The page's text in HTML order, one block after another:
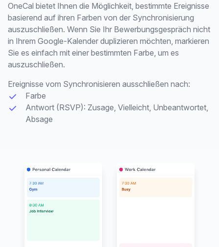
OneCal bietet Ihnen die Möglichkeit, bestimmte Ereignisse
basierend auf ihren Farben von der Synchronisierung
auszuschließen. Wenn Sie Ihr Bewerbungsgespräch nicht
in Ihrem Google-Kalender duplizieren möchten, markieren
Sie es einfach mit einer bestimmten Farbe, um es
auszuschließen.
Ereignisse vom Synchronisieren ausschließen nach:
Farbe
Antwort (RSVP): Zusage, Vielleicht, Unbeantwortet,
Absage